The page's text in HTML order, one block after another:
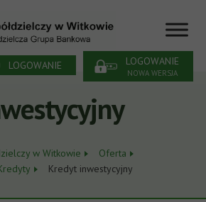
LOGOWANIE LOGOWANIE
NOWA WERSJA
w Witkowie
Oferta
Kredyt inwestycyjny